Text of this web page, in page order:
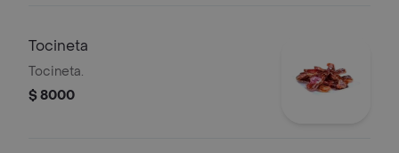
Tocineta
Tocineta.
$ 8000